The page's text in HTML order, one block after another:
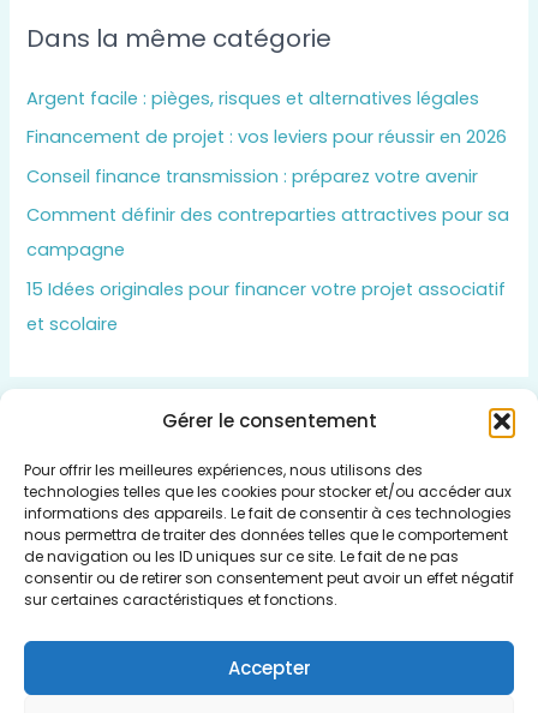
Gérer le consentement
Pour offrir les meilleures expériences, nous utilisons des
technologies telles que les cookies pour stocker et/ou accéder aux
informations des appareils. Le fait de consentir à ces technologies
nous permettra de traiter des données telles que le comportement
de navigation ou les ID uniques sur ce site. Le fait de ne pas
consentir ou de retirer son consentement peut avoir un effet négatif
sur certaines caractéristiques et fonctions.
Accepter
Dans la même catégorie
Argent facile : pièges, risques et alternatives légales
Financement de projet : vos leviers pour réussir en 2026
Conseil finance transmission : préparez votre avenir
Comment définir des contreparties attractives pour sa
campagne
15 Idées originales pour financer votre projet associatif
et scolaire
Insert HTML text here.
Qui sommes nous
Mentions légales
Plan du Site